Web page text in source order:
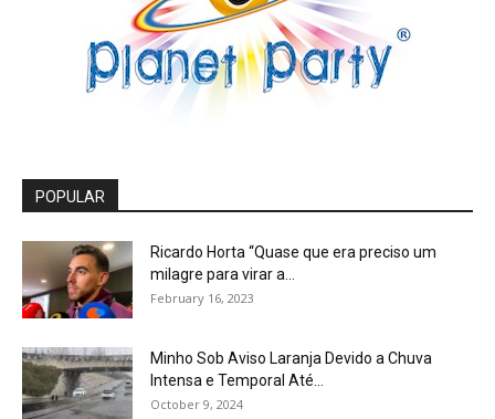
POPULAR
Ricardo Horta “Quase que era preciso um
milagre para virar a...
February 16, 2023
Minho Sob Aviso Laranja Devido a Chuva
Intensa e Temporal Até...
October 9, 2024